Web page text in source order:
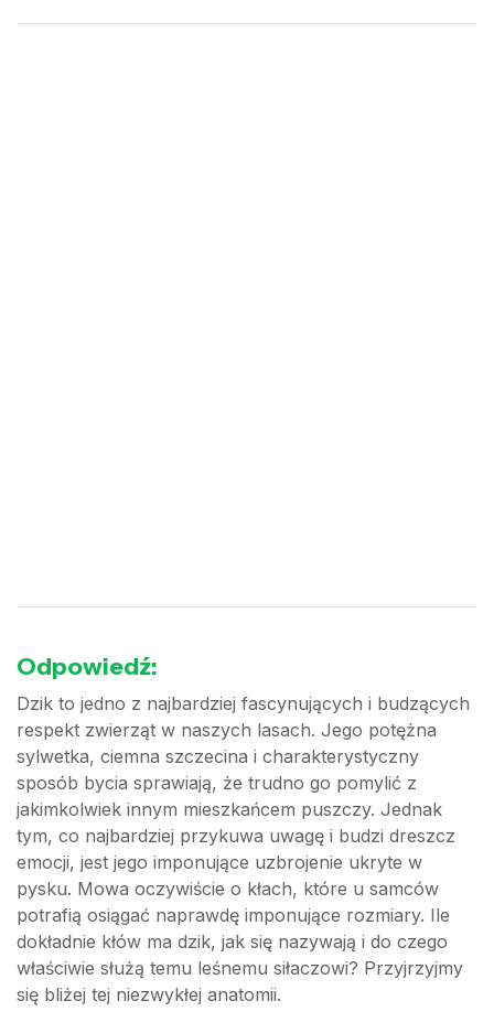
Odpowiedź:
Dzik to jedno z najbardziej fascynujących i budzących
respekt zwierząt w naszych lasach. Jego potężna
sylwetka, ciemna szczecina i charakterystyczny
sposób bycia sprawiają, że trudno go pomylić z
jakimkolwiek innym mieszkańcem puszczy. Jednak
tym, co najbardziej przykuwa uwagę i budzi dreszcz
emocji, jest jego imponujące uzbrojenie ukryte w
pysku. Mowa oczywiście o kłach, które u samców
potrafią osiągać naprawdę imponujące rozmiary. Ile
dokładnie kłów ma dzik, jak się nazywają i do czego
właściwie służą temu leśnemu siłaczowi? Przyjrzyjmy
się bliżej tej niezwykłej anatomii.